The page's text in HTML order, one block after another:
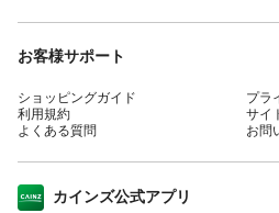
お客様サポート
ショッピングガイド
利用規約
よくある質問
プラ
サイ
お問
カインズ公式アプリ